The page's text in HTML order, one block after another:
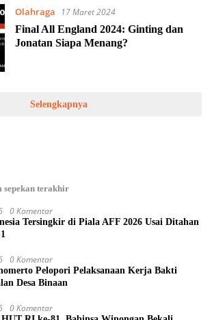
Olahraga
17 Maret 2024
Final All England 2024: Ginting dan
Jonatan Siapa Menang?
Selengkapnya
sepekan terakhir
0 Komentar
Tersingkir di Piala AFF 2026 Usai Ditahan
0 Komentar
Pelopori Pelaksanaan Kerja Bakti
Desa Binaan
0 Komentar